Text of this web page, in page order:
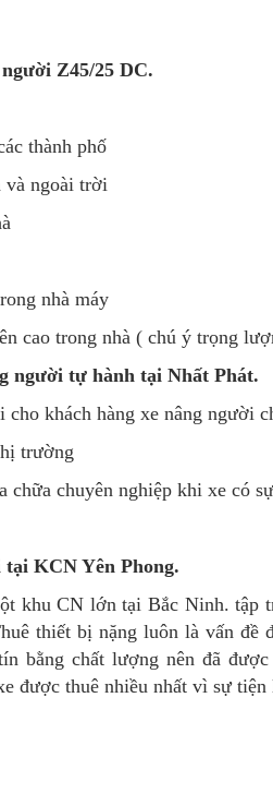
Z45/25 DC.
thành phố
và ngoài trời
nhà máy
cao trong nhà ( chú ý trọng
người tự hành tại Nhất Phát.
cho khách hàng xe nâng người
trường
chữa chuyên nghiệp khi xe có
tại KCN Yên Phong.
khu CN lớn tại Bắc Ninh. tập
thiết bị nặng luôn là vấn
bằng chất lượng nên đã
được thuê nhiều nhất vì sự